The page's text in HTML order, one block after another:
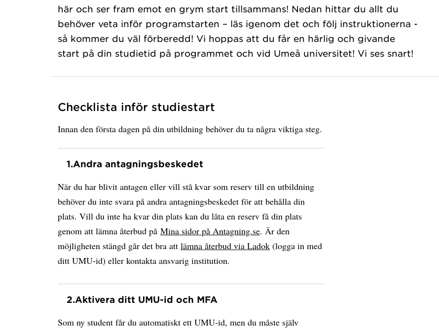
här och ser fram emot en grym start tillsammans! Nedan hittar du allt du
behöver veta inför programstarten – läs igenom det och följ instruktionerna -
så kommer du väl förberedd! Vi hoppas att du får en härlig och givande
start på din studietid på programmet och vid Umeå universitet! Vi ses snart!
Checklista inför studiestart
Innan den första dagen på din utbildning behöver du ta några viktiga steg.
1.Andra antagningsbeskedet
När du har blivit antagen eller vill stå kvar som reserv till en utbildning
behöver du inte svara på andra antagningsbeskedet för att behålla din
plats. Vill du inte ha kvar din plats kan du låta en reserv få din plats
genom att lämna återbud på Mina sidor på Antagning.se. Är den
möjligheten stängd går det bra att lämna återbud via Ladok (logga in med
ditt UMU-id) eller kontakta ansvarig institution.
2.Aktivera ditt UMU-id och MFA
Som ny student får du automatiskt ett UMU-id, men du måste själv